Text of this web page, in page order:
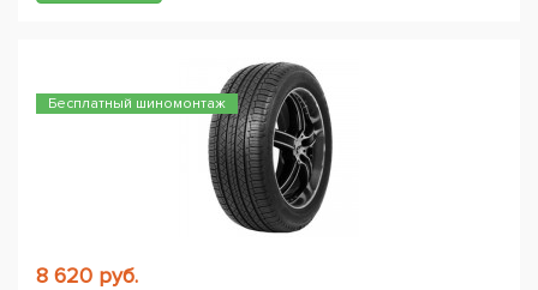
Бесплатный шиномонтаж
8 620 руб.